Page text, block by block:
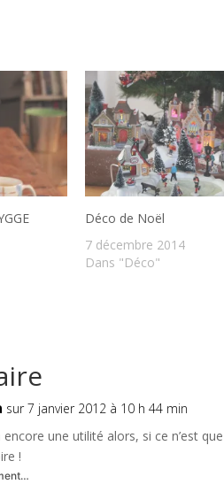
Déco de Noël
7 décembre 2014
Dans "Déco"
sur 7 janvier 2012 à 10 h 44 min
encore une utilité alors, si ce n’est
!